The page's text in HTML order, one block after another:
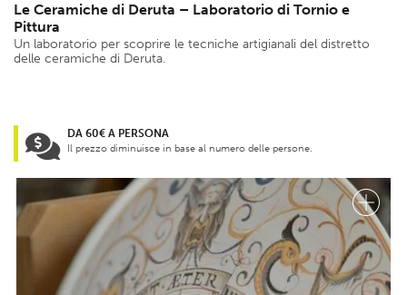
Le Ceramiche di Deruta – Laboratorio di Tornio e
Pittura
Un laboratorio per scoprire le tecniche artigianali del distretto
delle ceramiche di Deruta.
DA 60€ A PERSONA
Il prezzo diminuisce in base al numero delle persone.